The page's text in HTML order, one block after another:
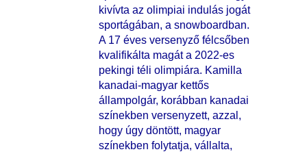
kivívta az olimpiai indulás jogát
sportágában, a snowboardban.
A 17 éves versenyző félcsőben
kvalifikálta magát a 2022-es
pekingi téli olimpiára. Kamilla
kanadai-magyar kettős
állampolgár, korábban kanadai
színekben versenyzett, azzal,
hogy úgy döntött, magyar
színekben folytatja, vállalta,